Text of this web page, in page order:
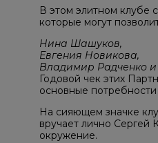
В этом элитном клубе
которые могут
Нина Шашуков,
Евгения Новикова,
Владимир Радченко
Годовой чек этих
основные
На сияющем значке
вручает лично Сергей
окружение.